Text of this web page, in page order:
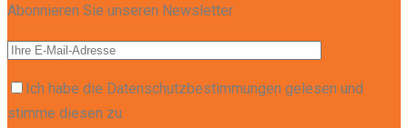
Abonnieren Sie unseren Newsletter
Ich habe die Datenschutzbestimmungen gelesen und
stimme diesen zu.